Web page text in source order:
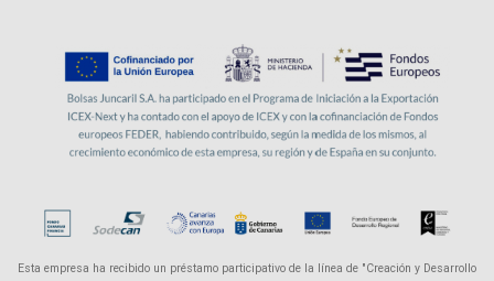
Esta empresa ha recibido un préstamo participativo de la línea de "Creación y Desarrollo